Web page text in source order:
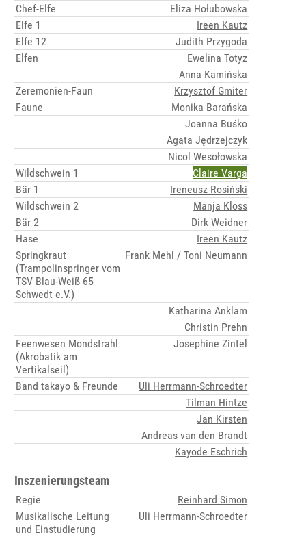
Chef-Elfe
Eliza Hołubowska
Elfe 1
Ireen Kautz
Elfe 12
Judith Przygoda
Elfen
Ewelina Totyz
Anna Kamińska
Zeremonien-Faun
Krzysztof Gmiter
Faune
Monika Barańska
Joanna Buśko
Agata Jędrzejczyk
Nicol Wesołowska
Wildschwein 1
Claire Varga
Bär 1
Ireneusz Rosiński
Wildschwein 2
Manja Kloss
Bär 2
Dirk Weidner
Hase
Ireen Kautz
Springkraut
(Trampolinspringer vom
TSV Blau-Weiß 65
Schwedt e.V.)
Frank Mehl / Toni Neumann
Katharina Anklam
Christin Prehn
Feenwesen Mondstrahl
(Akrobatik am
Vertikalseil)
Josephine Zintel
Band takayo & Freunde
Uli Herrmann-Schroedter
Tilman Hintze
Jan Kirsten
Andreas van den Brandt
Kayode Eschrich
Inszenierungsteam
Regie
Reinhard Simon
Musikalische Leitung
und Einstudierung
Uli Herrmann-Schroedter